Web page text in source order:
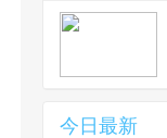
今日最新